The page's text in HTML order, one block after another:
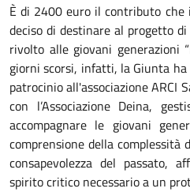
È di 2400 euro il contributo che
deciso di destinare al progetto
rivolto alle giovani generazioni
giorni scorsi, infatti, la Giunta ha
patrocinio all'associazione ARCI
con l’Associazione Deina,
accompagnare le giovani
comprensione della complessità
consapevolezza del passato,
spirito critico necessario a un